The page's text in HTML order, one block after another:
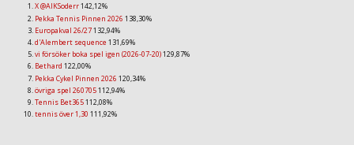
X @AIKSoderr142,12%
Pekka Tennis Pinnen 2026 138,30%
Europakval 26/27132,94%
d'Alembert sequence131,69%
vi försöker boka spel igen (2026-07-20)129,87%
Bethard 122,00%
Pekka Cykel Pinnen 2026 120,34%
övriga spel 260705112,94%
Tennis Bet365112,08%
tennis över 1,30 111,92%